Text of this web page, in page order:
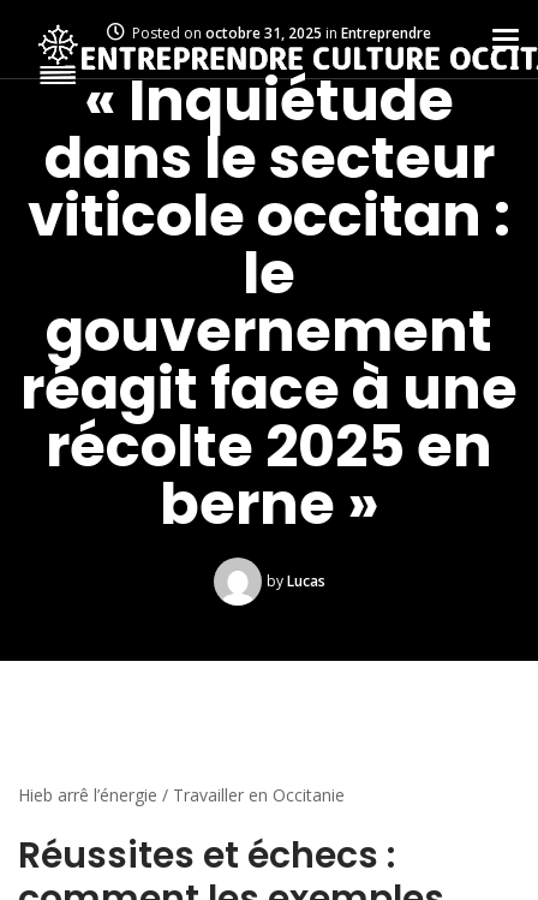
Posted on octobre 31, 2025 in Entreprendre
« Inquiétude
dans le secteur
viticole occitan :
le
gouvernement
réagit face à une
récolte 2025 en
berne »
by Lucas
Hieb arrê l’énergie / Travailler en Occitanie
Réussites et échecs :